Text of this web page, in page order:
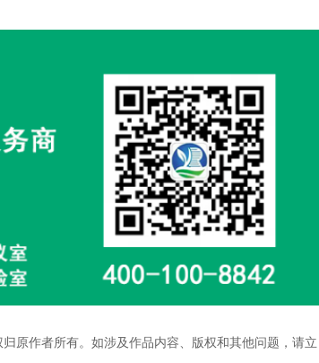
原作者所有。如涉及作品内容、版权和其他问题，请立